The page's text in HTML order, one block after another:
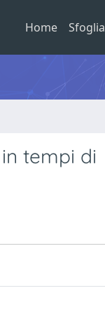
Home Sfoglia
tempi di